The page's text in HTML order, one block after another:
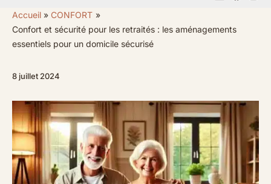
Accueil
CONFORT
Confort et sécurité pour les retraités : les aménagements
essentiels pour un domicile sécurisé
8 juillet 2024